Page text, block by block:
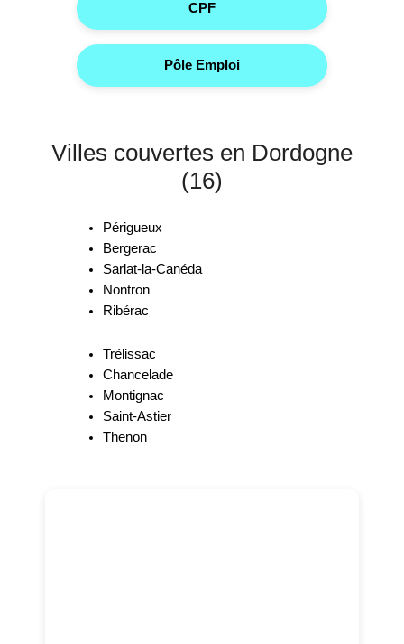
CPF
Pôle Emploi
Villes couvertes en Dordogne
(16)
Périgueux
Bergerac
Sarlat-la-Canéda
Nontron
Ribérac
Trélissac
Chancelade
Montignac
Saint-Astier
Thenon